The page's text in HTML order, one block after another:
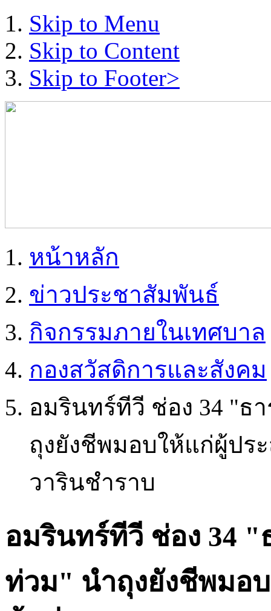
Skip to Menu
Skip to Content
Skip to Footer>
หน้าหลัก
ข่าวประชาสัมพันธ์
กิจกรรมภายในเทศบาล
กองสวัสดิการและสังคม
อมรินทร์ทีวี ช่อง 34 "ธ
ถุงยังชีพมอบให้แก่ผู้ปร
วารินชำราบ
อมรินทร์ทีวี ช่อง 34
ท่วม" นำถุงยังชีพมอ